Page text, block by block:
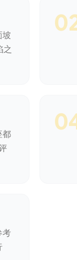
坡
之
都
考